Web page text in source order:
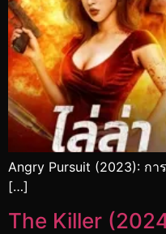
Angry Pursuit (2023): กา
[…]
The Killer